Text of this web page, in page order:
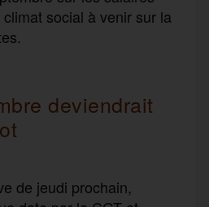
social à venir sur la
deviendrait
de jeudi prochain,